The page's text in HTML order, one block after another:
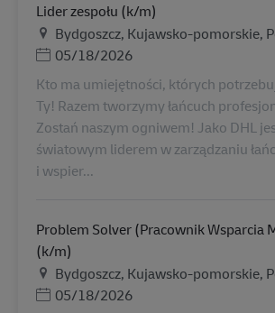
Lider zespołu (k/m)
Τοποθεσία
Bydgoszcz, Kujawsko-pomorskie,
Ημερομηνία Ανάρτησης
05/18/2026
Kto ma umiejętności, których
Ty! Razem tworzymy łańcuch
Zostań naszym ogniwem! Jako DHL
światowym liderem w zarządzaniu
i wspier...
Problem Solver (Pracownik Wsparcia
(k/m)
Τοποθεσία
Bydgoszcz, Kujawsko-pomorskie,
Ημερομηνία Ανάρτησης
05/18/2026